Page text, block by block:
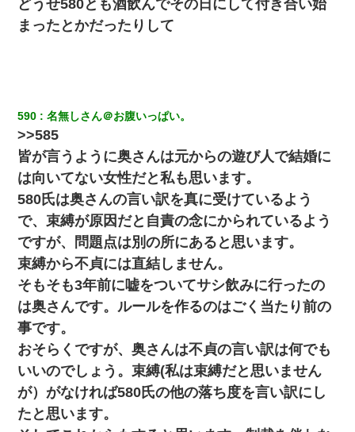
どうせ580とも酒飲んでその日にして付き合い始
まったとかだったりして
590 名無しさん＠お腹いっぱい。
>>585
皆が言うように奥さんは元からの遊び人で結婚に
は向いてない女性だと私も思います。
580氏は奥さんの言い訳を真に受けているよう
で、束縛が原因だと自責の念にかられているよう
ですが、問題点は別の所にあると思います。
束縛から不貞には直結しません。
そもそも3年前に嘘をついてサシ飲みに行ったの
は奥さんです。ルールを作るのはごく当たり前の
事です。
おそらくですが、奥さんは不貞の言い訳は何でも
いいのでしょう。束縛(私は束縛だと思いません
が）がなければ580氏の他の落ち度を言い訳にし
たと思います。